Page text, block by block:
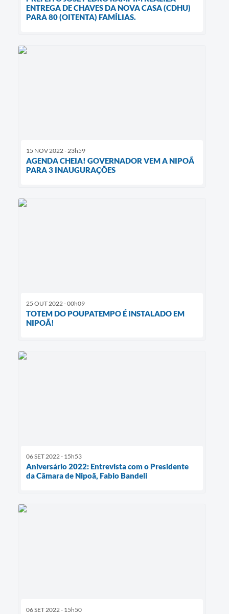
ENTREGA DE CHAVES DA NOVA CASA (CDHU)
PARA 80 (OITENTA) FAMÍLIAS.
15 NOV 2022 - 23h59
AGENDA CHEIA! GOVERNADOR VEM A NIPOÃ
PARA 3 INAUGURAÇÕES
25 OUT 2022 - 00h09
TOTEM DO POUPATEMPO É INSTALADO EM
NIPOÃ!
06 SET 2022 - 15h53
Aniversário 2022: Entrevista com o Presidente
da Câmara de Nipoã, Fabio Bandeli
06 SET 2022 - 15h50